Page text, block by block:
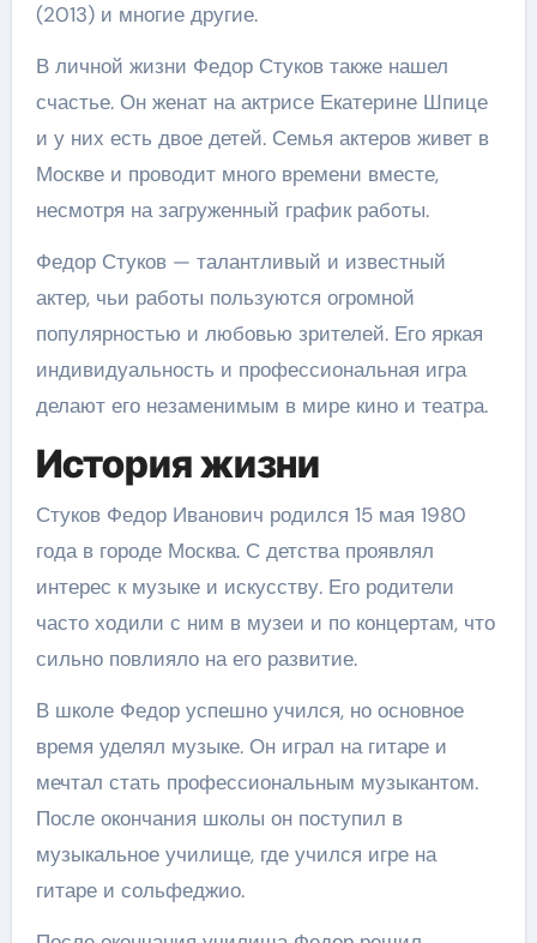
(2013) и многие другие.
В личной жизни Федор Стуков также нашел
счастье. Он женат на актрисе Екатерине Шпице
и у них есть двое детей. Семья актеров живет в
Москве и проводит много времени вместе,
несмотря на загруженный график работы.
Федор Стуков — талантливый и известный
актер, чьи работы пользуются огромной
популярностью и любовью зрителей. Его яркая
индивидуальность и профессиональная игра
делают его незаменимым в мире кино и театра.
История жизни
Стуков Федор Иванович родился 15 мая 1980
года в городе Москва. С детства проявлял
интерес к музыке и искусству. Его родители
часто ходили с ним в музеи и по концертам, что
сильно повлияло на его развитие.
В школе Федор успешно учился, но основное
время уделял музыке. Он играл на гитаре и
мечтал стать профессиональным музыкантом.
После окончания школы он поступил в
музыкальное училище, где учился игре на
гитаре и сольфеджио.